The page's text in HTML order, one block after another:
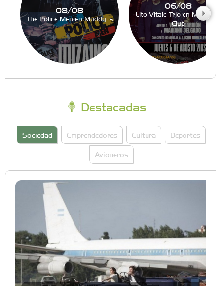
08/08
The Police Men en Muddy´s
06/08
Lito Vitale Trio en Muddy´s
Club
Destacadas
Sociedad Emprendedores Cultura Deportes
Avioneros